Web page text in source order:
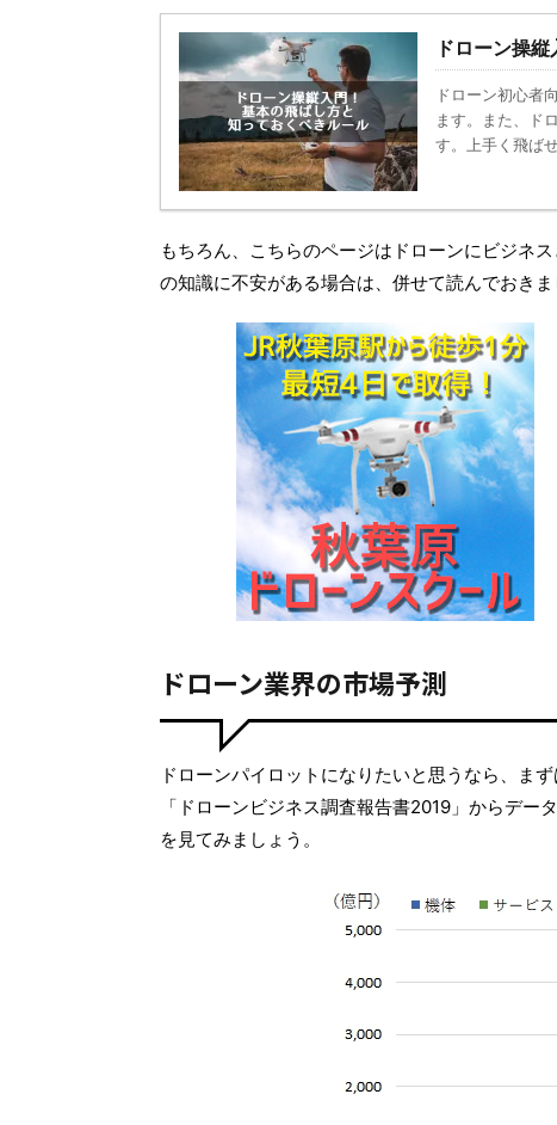
ドローン操
ドローン初心者
ます。また、ド
す。上手く飛ば
もちろん、こちらのページはドローンにビジネ
の知識に不安がある場合は、併せて読んでおきま
ドローン業界の市場予測
ドローンパイロットになりたいと思うなら、ま
「ドローンビジネス調査報告書2019」からデ
を見てみましょう。
ArduPilotによる自動曲技飛行の挑戦
ki今回は、当サイトで以前PX4やArduPilotな
の自動操縦システムについてご紹介いただい
（ArduPlane）に実装された
Aerobaticsという機能についての解
・検証記事を寄稿していただきました。
の中でもかなり新しい機能であり日本
の情報は非常に少ないため、ぜひ参考にして
の自動飛行に成功した時に、将来の希望とし
自動曲技飛行機能の開発を夢見ました。私 …
ReadMore
格安＆全国対応のドロ
ラ ドローンコ
オンラインで動画授業を
ローンスクール、デイト
ついて、カリキュラムや
説します。受講料が安い
学習できるため、気軽に挑
長所です。